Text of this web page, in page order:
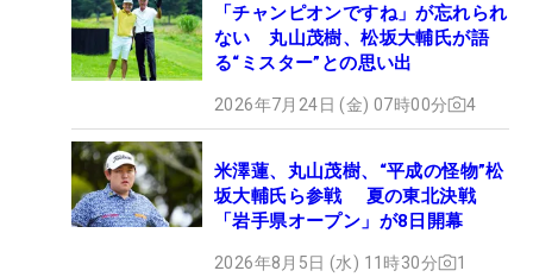
「チャンピオンですね」が忘れられ
ない 丸山茂樹、松坂大輔氏が語
る“ミスター”との思い出
2026年7月24日 (金) 07時00分 4
米澤蓮、丸山茂樹、“平成の怪物”松
坂大輔氏ら参戦 夏の東北決戦
「岩手県オープン」が8日開幕
2026年8月5日 (水) 11時30分 1